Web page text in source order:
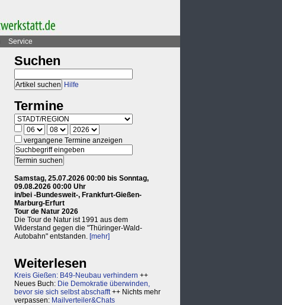
Service
Suchen
Hilfe
Termine
vergangene Termine anzeigen
Samstag, 25.07.2026 00:00 bis Sonntag,
09.08.2026 00:00 Uhr
in/bei -Bundesweit-, Frankfurt-Gießen-
Marburg-Erfurt
Tour de Natur 2026
Die Tour de Natur ist 1991 aus dem
Widerstand gegen die "Thüringer-Wald-
Autobahn" entstanden. [mehr]
Weiterlesen
Kreis Gießen: B49-Neubau verhindern ++
Neues Buch: Die Demokratie überwinden,
bevor sie sich selbst abschafft++ Nichts mehr
verpassen: Mailverteiler&Chats